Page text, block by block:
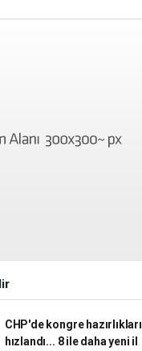
CHP'de kongre hazırlıkları
hızlandı... 8 ile daha yeni il